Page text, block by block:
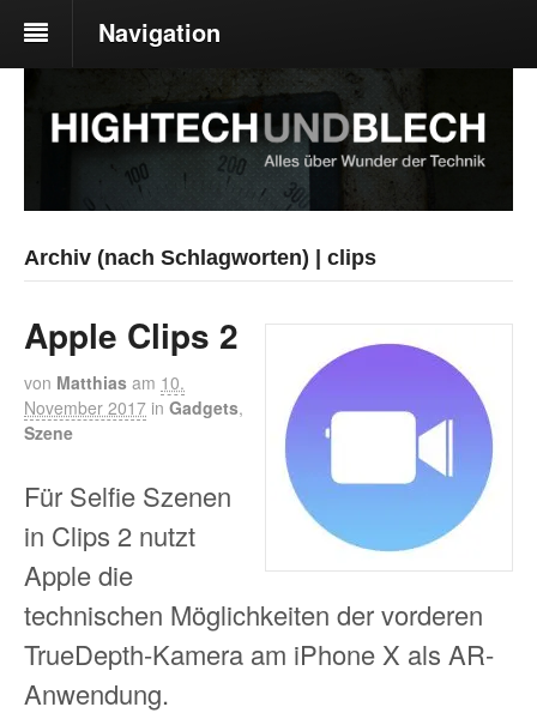
Navigation
Archiv (nach Schlagworten) | clips
Apple Clips 2
von Matthias am 10.
November 2017 in Gadgets,
Szene
Für Selfie Szenen
in Clips 2 nutzt
Apple die
technischen Möglichkeiten der vorderen
TrueDepth-Kamera am iPhone X als AR-
Anwendung.